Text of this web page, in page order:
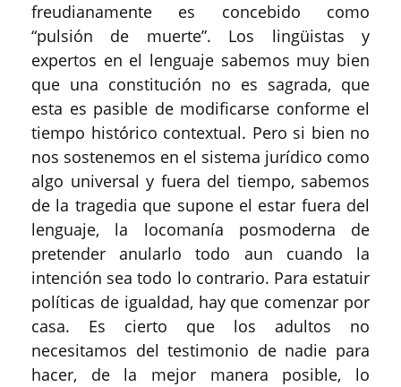
freudianamente es concebido como
“pulsión de muerte”. Los lingüistas y
expertos en el lenguaje sabemos muy bien
que una constitución no es sagrada, que
esta es pasible de modificarse conforme el
tiempo histórico contextual. Pero si bien no
nos sostenemos en el sistema jurídico como
algo universal y fuera del tiempo, sabemos
de la tragedia que supone el estar fuera del
lenguaje, la locomanía posmoderna de
pretender anularlo todo aun cuando la
intención sea todo lo contrario. Para estatuir
políticas de igualdad, hay que comenzar por
casa. Es cierto que los adultos no
necesitamos del testimonio de nadie para
hacer, de la mejor manera posible, lo